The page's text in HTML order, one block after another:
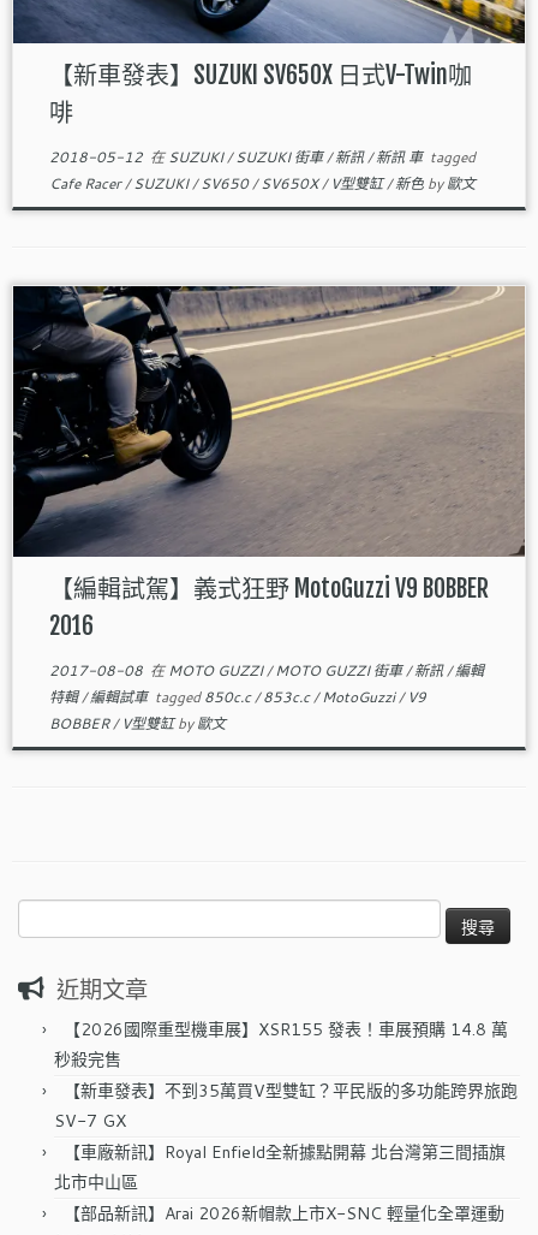
【新車發表】SUZUKI SV650X 日式V-Twin咖
啡
2018-05-12在SUZUKI/SUZUKI 街車/新訊/新訊 車 tagged
Cafe Racer/SUZUKI/SV650/SV650X/ V型雙缸/新色 by歐文
【編輯試駕】義式狂野 MotoGuzzi V9 BOBBER
2016
2017-08-08在MOTO GUZZI/MOTO GUZZI 街車/新訊/編輯
特輯/編輯試車 tagged850c.c/853c.c/MotoGuzzi/ V9
BOBBER/ V型雙缸by歐文
尋
鍵
近期文章
【2026國際重型機車展】XSR155 發表！車展預購 14.8 萬
秒殺完售
【新車發表】不到35萬買V型雙缸？平民版的多功能跨界旅跑
SV-7 GX
【車廠新訊】Royal Enfield全新據點開幕 北台灣第三間插旗
北市中山區
【部品新訊】Arai 2026新帽款上市X-SNC 輕量化全罩運動